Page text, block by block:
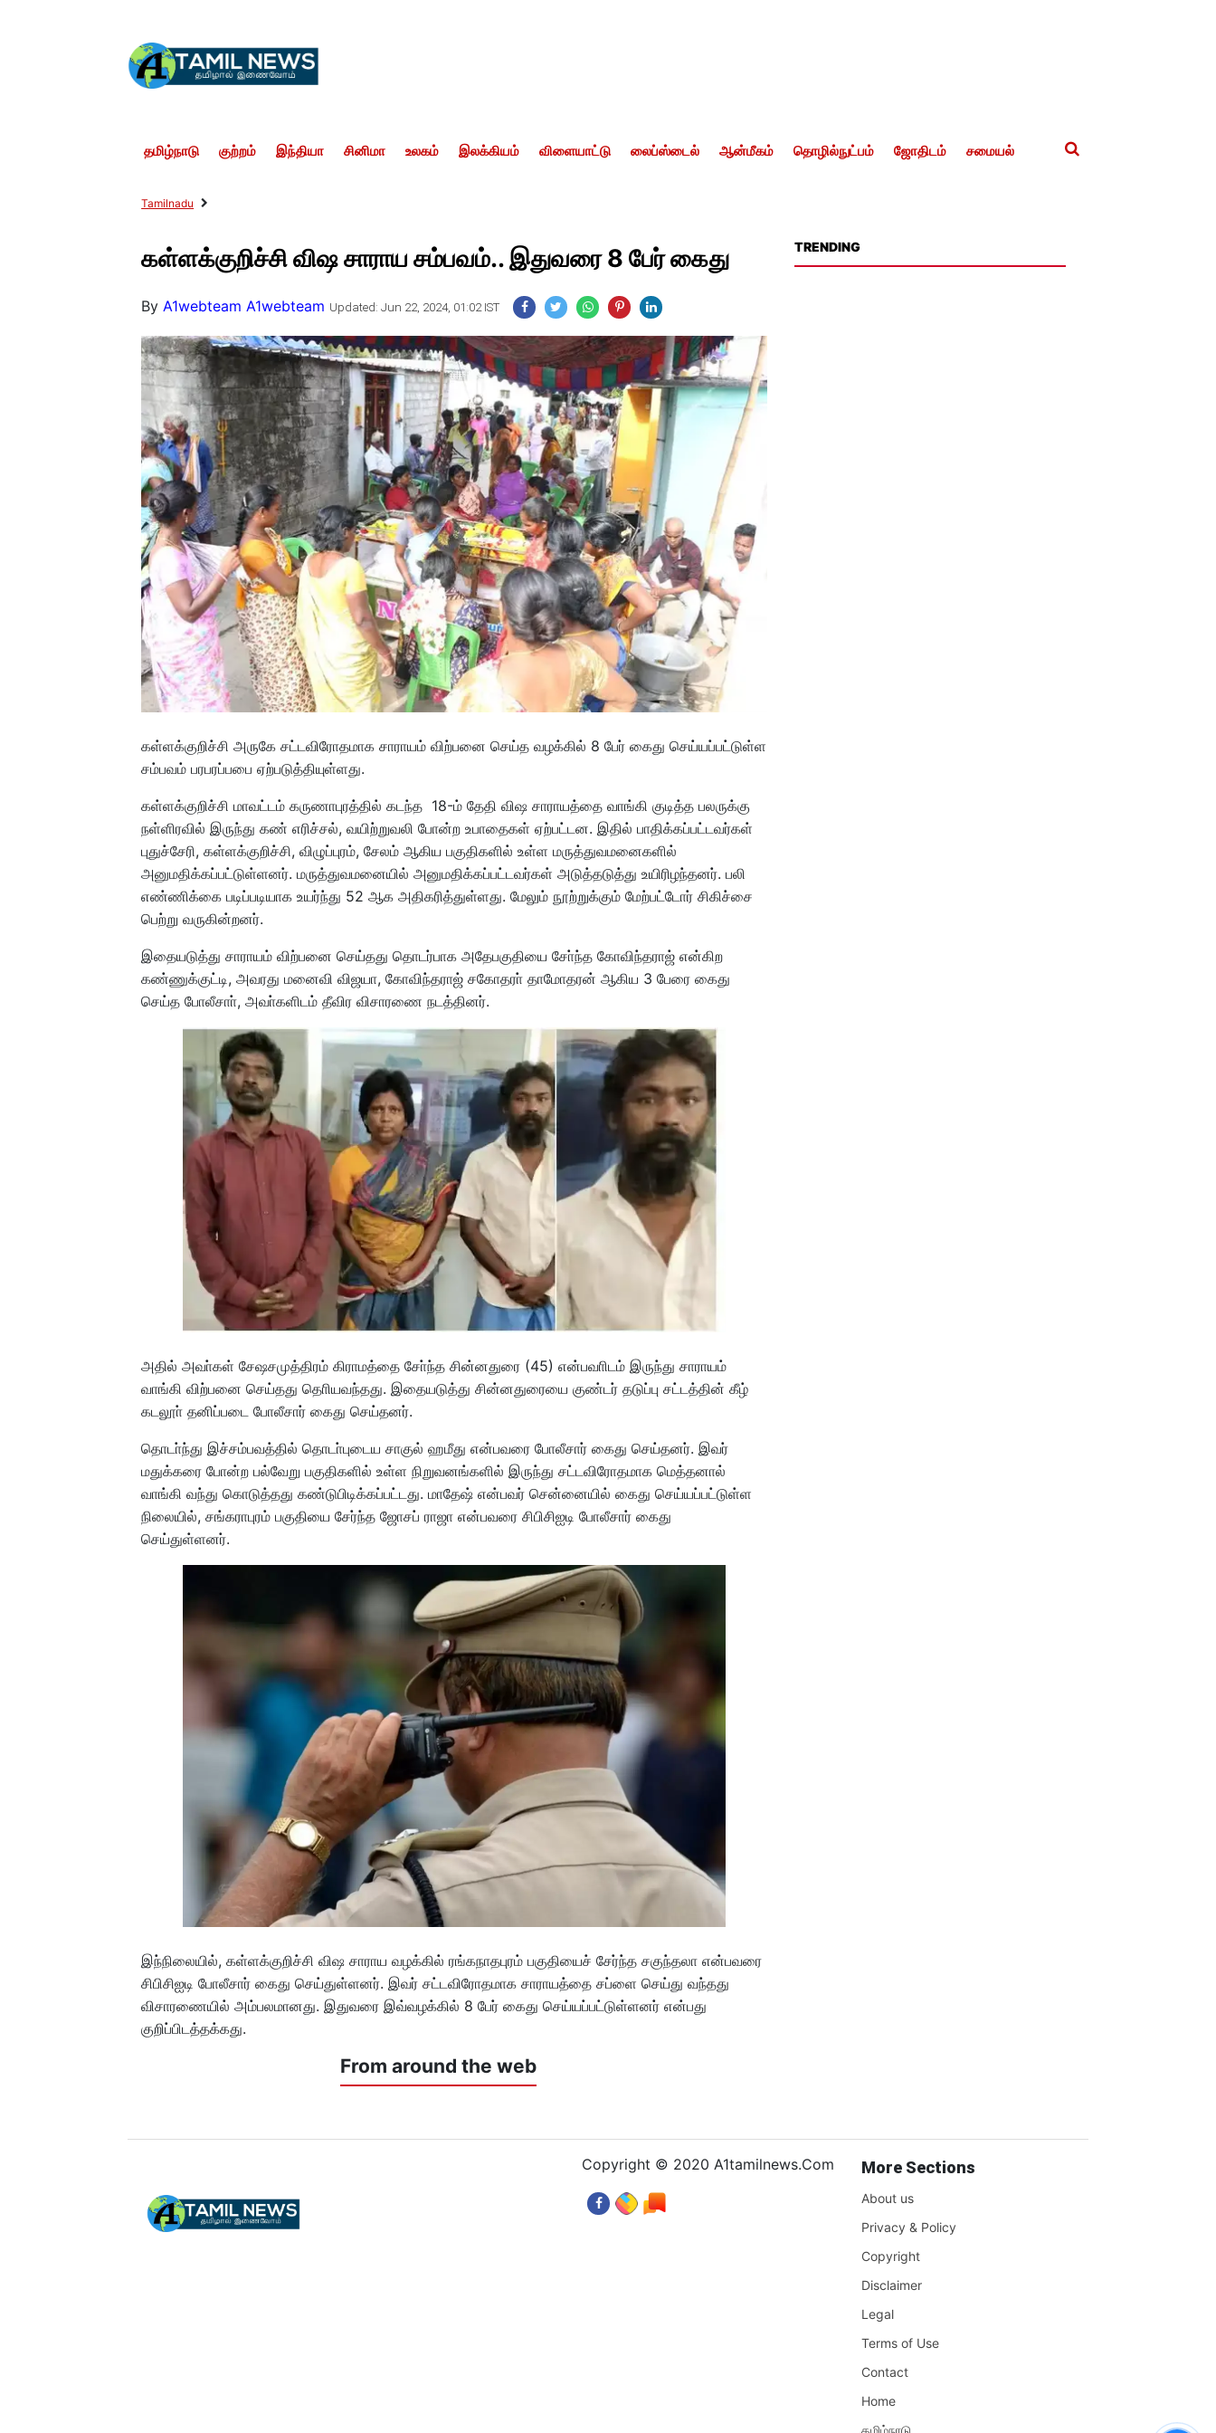
தமிழ்நாடு குற்றம் இந்தியா சினிமா உலகம் இலக்கியம் விளையாட்டு லைப்ஸ்டைல் ஆன்மீகம் தொழில்நுட்பம் ஜோதிடம் சமையல்
Tamilnadu
கள்ளக்குறிச்சி விஷ சாராய சம்பவம்.. இதுவரை 8 பேர் கைது
ByA1webteam A1webteam Updated: Jun 22, 2024, 01:02 IST
கள்ளக்குறிச்சி அருகே சட்டவிரோதமாக சாராயம் விற்பனை செய்த வழக்கில் 8 பேர் கைது செய்யப்பட்டுள்ள
சம்பவம் பரபரப்பபை ஏற்படுத்தியுள்ளது.
கள்ளக்குறிச்சி மாவட்டம் கருணாபுரத்தில் கடந்த 18-ம் தேதி விஷ சாராயத்தை வாங்கி குடித்த பலருக்கு
நள்ளிரவில் இருந்து கண் எரிச்சல், வயிற்றுவலி போன்ற உபாதைகள் ஏற்பட்டன. இதில் பாதிக்கப்பட்டவர்கள்
புதுச்சேரி, கள்ளக்குறிச்சி, விழுப்புரம், சேலம் ஆகிய பகுதிகளில் உள்ள மருத்துவமனைகளில்
அனுமதிக்கப்பட்டுள்ளனர். மருத்துவமனையில் அனுமதிக்கப்பட்டவர்கள் அடுத்தடுத்து உயிரிழந்தனர். பலி
எண்ணிக்கை படிப்படியாக உயர்ந்து 52 ஆக அதிகரித்துள்ளது. மேலும் நூற்றுக்கும் மேற்பட்டோர் சிகிச்சை
பெற்று வருகின்றனர்.
இதையடுத்து சாராயம் விற்பனை செய்தது தொடர்பாக அதேபகுதியை சோ்ந்த கோவிந்தராஜ் என்கிற
கண்ணுக்குட்டி, அவரது மனைவி விஜயா, கோவிந்தராஜ் சகோதரா் தாமோதரன் ஆகிய 3 பேரை கைது
செய்த போலீசாா், அவா்களிடம் தீவிர விசாரணை நடத்தினர்.
அதில் அவா்கள் சேஷசமுத்திரம் கிராமத்தை சோ்ந்த சின்னதுரை (45) என்பவாிடம் இருந்து சாராயம்
வாங்கி விற்பனை செய்தது தொியவந்தது. இதையடுத்து சின்னதுரையை குண்டர் தடுப்பு சட்டத்தின் கீழ்
கடலூா் தனிப்படை போலீசார் கைது செய்தனர்.
தொடா்ந்து இச்சம்பவத்தில் தொடா்புடைய சாகுல் ஹமீது என்பவரை போலீசார் கைது செய்தனர். இவர்
மதுக்கரை போன்ற பல்வேறு பகுதிகளில் உள்ள நிறுவனங்களில் இருந்து சட்டவிரோதமாக மெத்தனால்
வாங்கி வந்து கொடுத்தது கண்டுபிடிக்கப்பட்டது. மாதேஷ் என்பவர் சென்னையில் கைது செய்யப்பட்டுள்ள
நிலையில், சங்கராபுரம் பகுதியை சேர்ந்த ஜோசப் ராஜா என்பவரை சிபிசிஐடி போலீசார் கைது
செய்துள்ளனர்.
இந்நிலையில், கள்ளக்குறிச்சி விஷ சாராய வழக்கில் ரங்கநாதபுரம் பகுதியைச் சேர்ந்த சகுந்தலா என்பவரை
சிபிசிஐடி போலீசார் கைது செய்துள்ளனர். இவர் சட்டவிரோதமாக சாராயத்தை சப்ளை செய்து வந்தது
விசாரணையில் அம்பலமானது. இதுவரை இவ்வழக்கில் 8 பேர் கைது செய்யப்பட்டுள்ளனர் என்பது
குறிப்பிடத்தக்கது.
From around the web
TRENDING
Copyright © 2020 A1tamilnews.Com More Sections
About us
Privacy & Policy
Copyright
Disclaimer
Legal
Terms of Use
Contact
Home